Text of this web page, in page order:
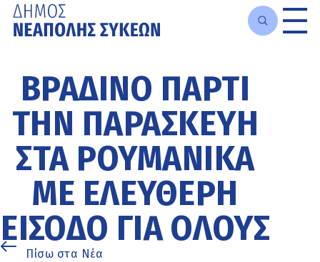
κυρίως
περιεχόμενο
ΒΡΑΔΙΝΌ ΠΆΡΤΙ
ΤΗΝ ΠΑΡΑΣΚΕΥΉ
ΣΤΑ ΡΟΥΜΑΝΙΚΆ
ΜΕ ΕΛΕΎΘΕΡΗ
ΕΊΣΟΔΟ ΓΙΑ ΌΛΟΥΣ
Πίσω στα Νέα